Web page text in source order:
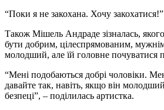
“Поки я не закохана. Хочу
Також Мішель Андраде зізналась,
бути добрим, цілеспрямованим,
молодший, але їй головне почуватися
“Мені подобаються добрі чоловіки.
давайте так, навіть, якщо він
безпеці”, – поділилась артистка.